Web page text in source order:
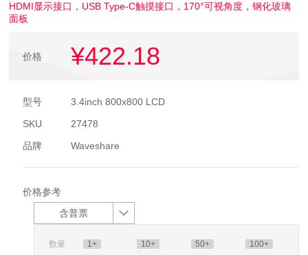
HDMI显示接口，USB Type-C触摸接口，170°可视角度，钢化玻璃
面板
价格 ¥422.18
型号
3.4inch 800x800 LCD
SKU
27478
品牌
Waveshare
价格参考
含普票
数量 1+ 10+ 50+
100+